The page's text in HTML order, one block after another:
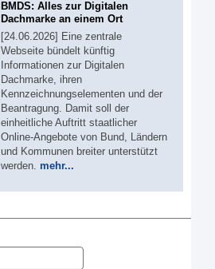
BMDS: Alles zur Digitalen
Dachmarke an einem Ort
[24.06.2026] Eine zentrale
Webseite bündelt künftig
Informationen zur Digitalen
Dachmarke, ihren
Kennzeichnungselementen und der
Beantragung. Damit soll der
einheitliche Auftritt staatlicher
Online-Angebote von Bund, Ländern
und Kommunen breiter unterstützt
werden. mehr...